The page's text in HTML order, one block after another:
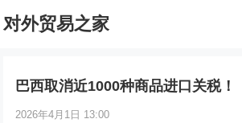
对外贸易之家
巴西取消近1000种商品进口关税！
2026年4月1日 13:00